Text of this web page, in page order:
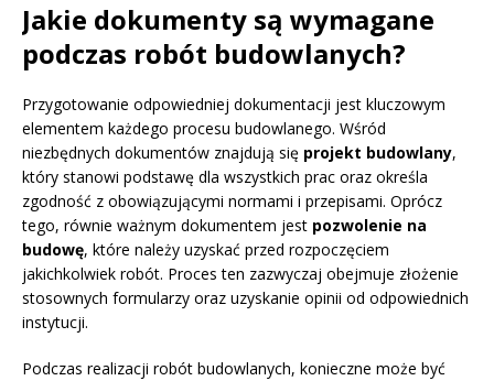
Jakie dokumenty są wymagane
podczas robót budowlanych?
Przygotowanie odpowiedniej dokumentacji jest kluczowym
elementem każdego procesu budowlanego. Wśród
niezbędnych dokumentów znajdują się projekt budowlany,
który stanowi podstawę dla wszystkich prac oraz określa
zgodność z obowiązującymi normami i przepisami. Oprócz
tego, równie ważnym dokumentem jest pozwolenie na
budowę, które należy uzyskać przed rozpoczęciem
jakichkolwiek robót. Proces ten zazwyczaj obejmuje złożenie
stosownych formularzy oraz uzyskanie opinii od odpowiednich
instytucji.
Podczas realizacji robót budowlanych, konieczne może być